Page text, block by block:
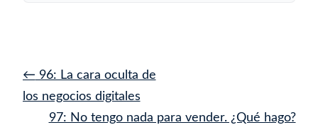
Navegación
de
entrada
← 96: La cara oculta de
los negocios digitales
97: No tengo nada para vender. ¿Qué hago?